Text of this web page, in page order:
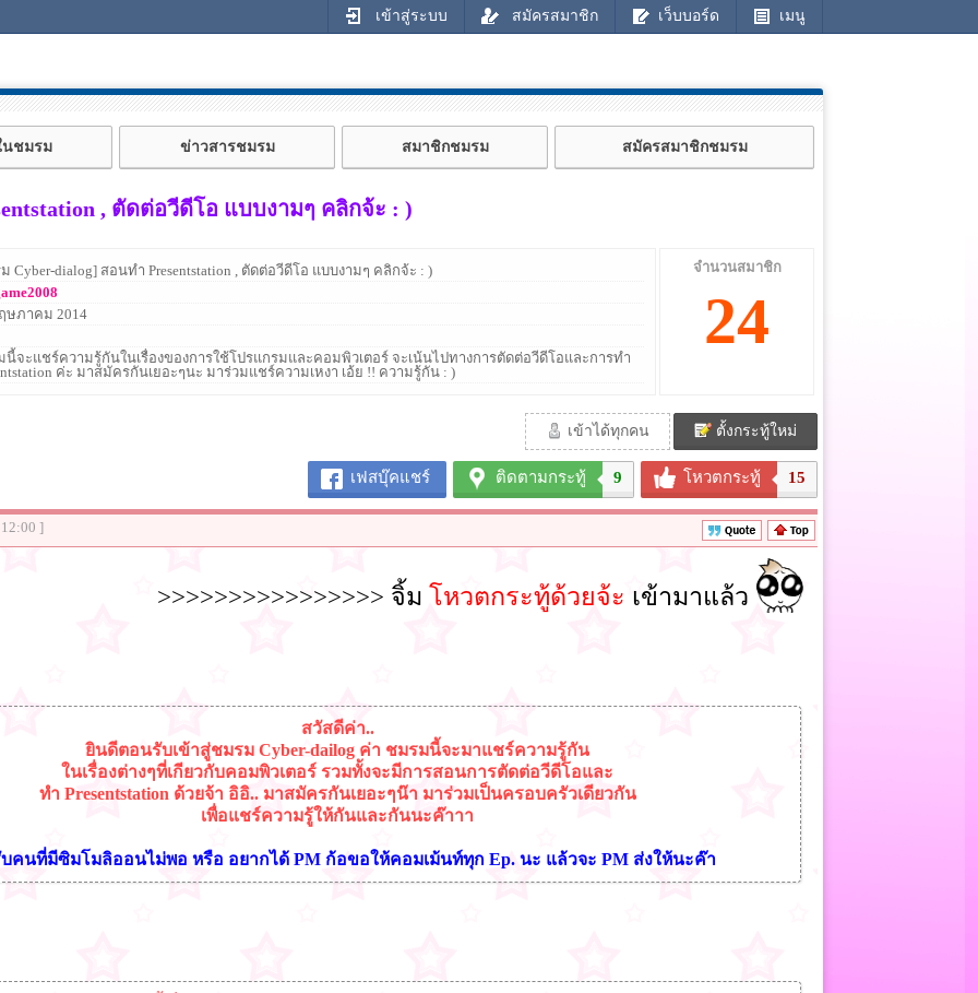
เข้าสู่ระบบ สมัครสมาชิก เว็บบอร์ด เมนู
นชมรม ข่าวสารชมรม สมาชิกชมรม สมัครสมาชิกชมรม
, ตัดต่อวีดีโอ แบบงามๆ คลิกจ้ะ : )
Cyber-dialog] สอนทำ Presentstation , ตัดต่อวีดีโอ แบบงามๆ คลิกจ้ะ : )
ษภาคม 2014
จะแชร์ความรู้กันในเรื่องของการใช้โปรแกรมและคอมพิวเตอร์ จะเน้นไปทางการตัดต่อวีดีโอและการทำ
ค่ะ มาสมัครกันเยอะๆนะ มาร่วมแชร์ความเหงา เอ้ย !! ความรู้กัน : )
จำนวนสมาชิก
24
เข้าได้ทุกคน ตั้งกระทู้ใหม่
เฟสบุ๊คแชร์ ติดตามกระทู้ 9 โหวตกระทู้ 15
]
>>>>>>>>>>>>>>>> จิ้ม โหวตกระทู้ด้วยจ้ะ เข้ามาแล้ว
สวัสดีค่า..
ยินดีตอนรับเข้าสู่ชมรม Cyber-dailog ค่า ชมรมนี้จะมาแชร์ความรู้กัน
ในเรื่องต่างๆที่เกียวกับคอมพิวเตอร์ รวมทั้งจะมีการสอนการตัดต่อวีดีโอและ
ทำ Presentstation ด้วยจ้า อิอิ.. มาสมัครกันเยอะๆน๊า มาร่วมเป็นครอบครัวเดียวกัน
เพื่อแชร์ความรู้ให้กันและกันนะค๊าาา
คนที่มีซิมโมลิออนไม่พอ หรือ อยากได้ PM ก้อขอให้คอมเม้นท์ทุก Ep. นะ แล้วจะ PM ส่งให้นะค๊า